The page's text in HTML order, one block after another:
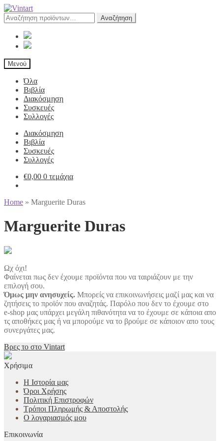
Αναζήτηση
για:
Αναζήτηση
Μενού
Όλα
Βιβλία
Διακόσμηση
Συσκευές
Συλλογές
Διακόσμηση
Βιβλία
Συσκευές
Συλλογές
€0,00 0 τεμάχια
Home » Marguerite Duras
Marguerite Duras
Ωχ όχι!
Φαίνεται πως δεν έχουμε προϊόντα που να ταιριάζουν με την
επιλογή σου.
Όμως μην ανησυχείς. Μπορείς να επικοινωνήσεις μαζί μας και να
ζητήσεις το προϊόν που αναζητάς. Παρόλο που δεν το έχουμε στο
e-shop μας υπάρχει μεγάλη πιθανότητα να το έχουμε σε κάποια απο
τς αποθήκες μας ή να μπορούμε να το βρούμε σε κάποιον απο τους
συνεργάτες μας.
Βρες το στο Vintart
Χρήσιμα
Η Ιστορία μας
Όροι Χρήσης
Πολιτική Επιστροφών
Τρόποι Πληρωμής & Αποστολής
Ο λογαριασμός μου
Επικοινωνία